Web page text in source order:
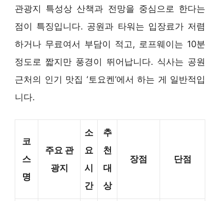
관광지 특성상 산책과 전망을 중심으로 한다는
점이 특징입니다. 공원과 타워는 입장료가 저렴
하거나 무료여서 부담이 적고, 로프웨이는 10분
정도로 짧지만 풍경이 뛰어납니다. 식사는 공원
근처의 인기 맛집 ‘토요켄’에서 하는 게 일반적입
니다.
코
스
명
주요 관
광지
소
요
시
간
추
천
대
상
장점 단점